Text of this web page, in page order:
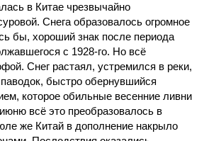
в Китае чрезвычайно
Снега образовалось огромное
бы, хороший знак после периода
с 1928-го. Но всё
Снег растаял, устремился в реки,
быстро обернувшийся
которое обильные весенние ливни
всё это преобразовалось в
же Китай в дополнение накрыло